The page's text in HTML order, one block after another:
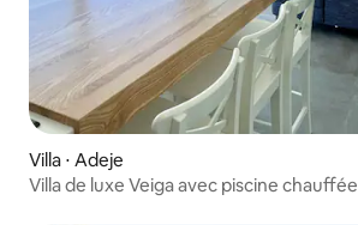
Villa ⋅ Adeje
Villa de luxe Veiga avec piscine chauffée